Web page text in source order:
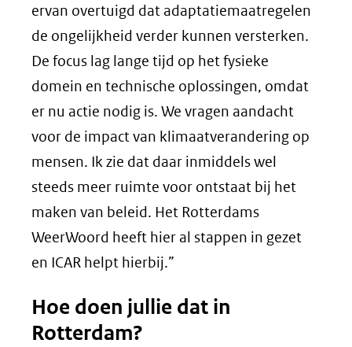
ervan overtuigd dat adaptatiemaatregelen
de ongelijkheid verder kunnen versterken.
De focus lag lange tijd op het fysieke
domein en technische oplossingen, omdat
er nu actie nodig is. We vragen aandacht
voor de impact van klimaatverandering op
mensen. Ik zie dat daar inmiddels wel
steeds meer ruimte voor ontstaat bij het
maken van beleid. Het Rotterdams
WeerWoord heeft hier al stappen in gezet
en ICAR helpt hierbij.”
Hoe doen jullie dat in
Rotterdam?